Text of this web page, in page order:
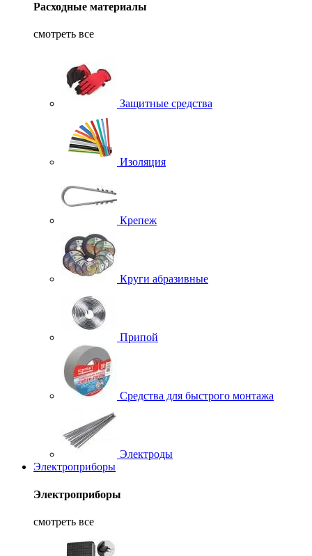
Расходные материалы
смотреть все
Защитные средства
Изоляция
Крепеж
Круги абразивные
Припой
Средства для быстрого монтажа
Электроды
Электроприборы
Электроприборы
смотреть все